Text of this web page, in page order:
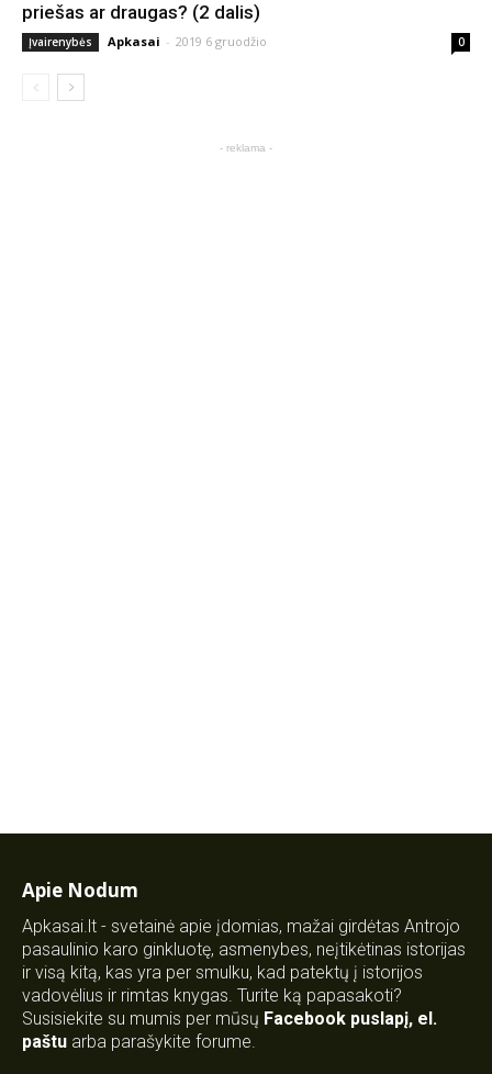
priešas ar draugas? (2 dalis)
Įvairenybės Apkasai - 2019 6 gruodžio 0
- reklama -
Apie Nodum
Apkasai.lt - svetainė apie įdomias, mažai girdėtas Antrojo
pasaulinio karo ginkluotę, asmenybes, neįtikėtinas istorijas
ir visą kitą, kas yra per smulku, kad patektų į istorijos
vadovėlius ir rimtas knygas. Turite ką papasakoti?
Susisiekite su mumis per mūsų Facebook puslapį, el.
paštu arba parašykite forume.